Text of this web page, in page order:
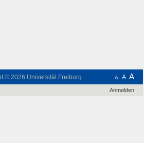
A A A
© 2026 Universität Freiburg
Anmelden